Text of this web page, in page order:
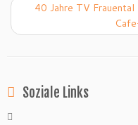
40 Jahre TV
Soziale Links